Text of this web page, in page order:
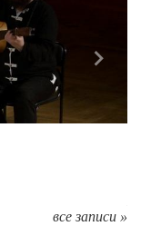
все записи »